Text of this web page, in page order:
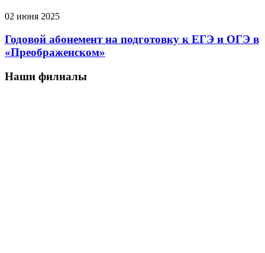
02 июня 2025
Годовой абонемент на подготовку к ЕГЭ и ОГЭ в
«Преображенском»
Наши филиалы